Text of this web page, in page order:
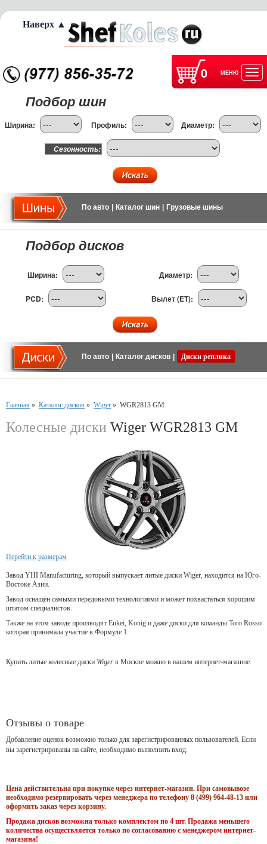
0 МЕНЮ
Подбор шин
Ширина: Профиль: Диаметр:
Сезонность:
По авто Каталог шин Грузовые шины
Подбор дисков
Ширина: Диаметр:
PCD: Вылет (ET):
По авто Каталог дисков Диски реплика
Главная » Каталог дисков » Wiger » WGR2813 GM
Колесные диски Wiger WGR2813 GM
Перейти к размерам
Завод YHI Manufacturing, который выпускает литые диски Wiger, находится на Юго-
Востоке Азии.
Завод оснащён самыми передовыми технологиями и может похвастаться хорошим
штатом специалистов.
Также на этом заводе производят Enkei, Konig и даже диски для команды Toro Rosso
которая принимала участие в Формуле 1.
Купить литые колесные диски Wiger в Москве можно в нашем интернет-магазине.
Отзывы о товаре
Добавление оценок возможно только для зарегистрированных пользователей. Если
вы зарегистрированы на сайте, необходимо выполнить вход.
Цена действительна при покупке через интернет-магазин. При самовывозе
необходимо резервировать через менеджера по телефону 8 (499) 964-48-13 или
оформить заказ через корзину.
Продажа дисков возможна только комплектом по 4 шт. Продажа меньшего
количества осуществляется только по согласованию с менеджером интернет-
магазина!
Наверх ▲